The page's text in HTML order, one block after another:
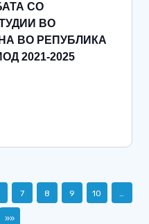
СО
ВО
ВО РЕПУБЛИКА
2021-2025
7 8 9 10 …
»»